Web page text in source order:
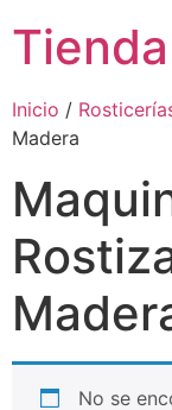
Inicio /
Madera
No se